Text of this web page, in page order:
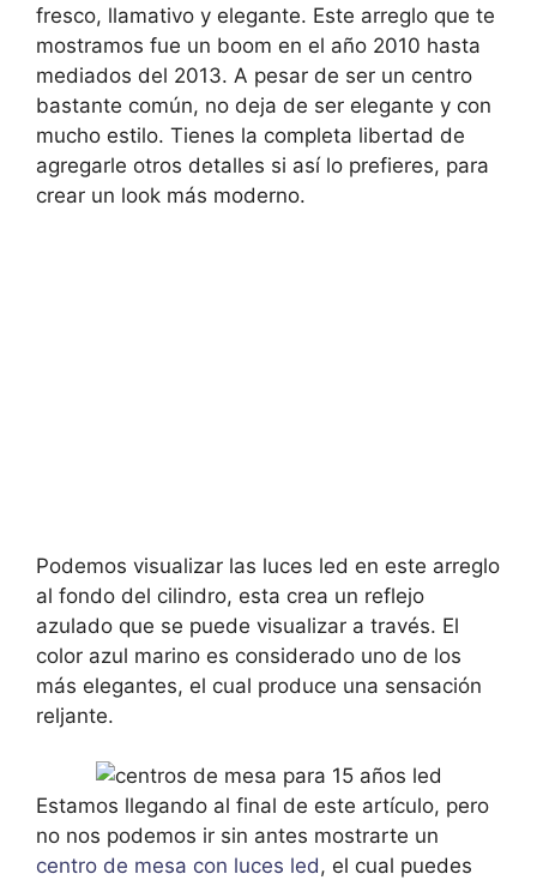
fresco, llamativo y elegante. Este arreglo que te
mostramos fue un boom en el año 2010 hasta
mediados del 2013. A pesar de ser un centro
bastante común, no deja de ser elegante y con
mucho estilo. Tienes la completa libertad de
agregarle otros detalles si así lo prefieres, para
crear un look más moderno.
Podemos visualizar las luces led en este arreglo
al fondo del cilindro, esta crea un reflejo
azulado que se puede visualizar a través. El
color azul marino es considerado uno de los
más elegantes, el cual produce una sensación
reljante.
Estamos llegando al final de este artículo, pero
no nos podemos ir sin antes mostrarte un
centro de mesa con luces led, el cual puedes